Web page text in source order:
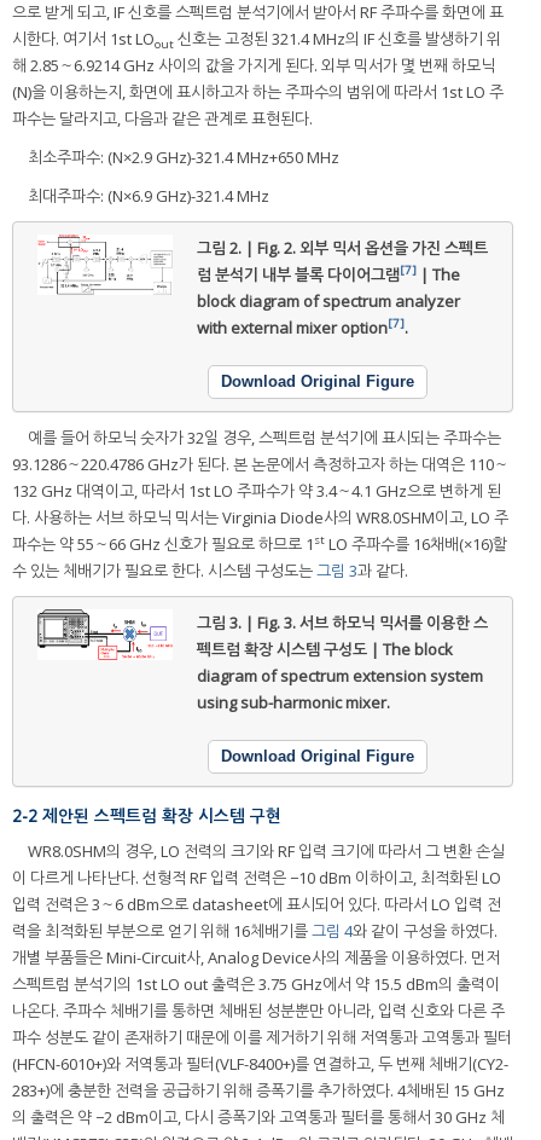
으로 받게 되고, IF 신호를 스펙트럼 분석기에서 받아서 RF 주파수를 화면에 표
시한다. 여기서 1st LOout 신호는 고정된 321.4 MHz의 IF 신호를 발생하기 위
해 2.85～6.9214 GHz 사이의 값을 가지게 된다. 외부 믹서가 몇 번째 하모닉
(N)을 이용하는지, 화면에 표시하고자 하는 주파수의 범위에 따라서 1st LO 주
파수는 달라지고, 다음과 같은 관계로 표현된다.
최소주파수: (N×2.9 GHz)-321.4 MHz+650 MHz
최대주파수: (N×6.9 GHz)-321.4 MHz
그림 2. | Fig. 2.외부 믹서 옵션을 가진 스펙트
럼 분석기 내부 블록 다이어그램[7]| The
block diagram of spectrum analyzer
with external mixer option[7].
Download Original Figure
예를 들어 하모닉 숫자가 32일 경우, 스펙트럼 분석기에 표시되는 주파수는
93.1286～220.4786 GHz가 된다. 본 논문에서 측정하고자 하는 대역은 110～
132 GHz 대역이고, 따라서 1st LO 주파수가 약 3.4～4.1 GHz으로 변하게 된
다. 사용하는 서브 하모닉 믹서는 Virginia Diode사의 WR8.0SHM이고, LO 주
파수는 약 55～66 GHz 신호가 필요로 하므로 1 st LO 주파수를 16채배(×16)할
수 있는 체배기가 필요로 한다. 시스템 구성도는그림 3과 같다.
그림 3. | Fig. 3.서브 하모닉 믹서를 이용한 스
펙트럼 확장 시스템 구성도 | The block
diagram of spectrum extension system
using sub-harmonic mixer.
Download Original Figure
2-2 제안된 스펙트럼 확장 시스템 구현
WR8.0SHM의 경우, LO 전력의 크기와 RF 입력 크기에 따라서 그 변환 손실
이 다르게 나타난다. 선형적 RF 입력 전력은 −10 dBm 이하이고, 최적화된 LO
입력 전력은 3～6 dBm으로 datasheet에 표시되어 있다. 따라서 LO 입력 전
력을 최적화된 부분으로 얻기 위해 16체배기를그림 4와 같이 구성을 하였다.
개별 부품들은 Mini-Circuit사, Analog Device사의 제품을 이용하였다. 먼저
스펙트럼 분석기의 1st LO out 출력은 3.75 GHz에서 약 15.5 dBm의 출력이
나온다. 주파수 체배기를 통하면 체배된 성분뿐만 아니라, 입력 신호와 다른 주
파수 성분도 같이 존재하기 때문에 이를 제거하기 위해 저역통과 고역통과 필터
(HFCN-6010+)와 저역통과 필터(VLF-8400+)를 연결하고, 두 번째 체배기(CY2-
283+)에 충분한 전력을 공급하기 위해 증폭기를 추가하였다. 4체배된 15 GHz
의 출력은 약 −2 dBm이고, 다시 증폭기와 고역통과 필터를 통해서 30 GHz 체